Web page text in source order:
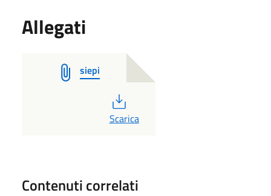
Allegati
siepi
PDF
Scarica
Contenuti correlati